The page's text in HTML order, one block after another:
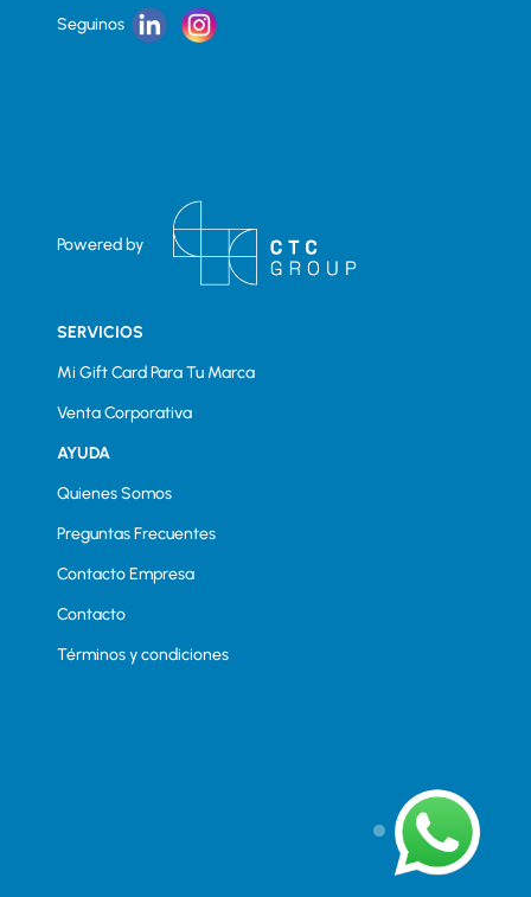
Seguinos
Powered by
SERVICIOS
Mi Gift Card Para Tu Marca
Venta Corporativa
AYUDA
Quienes Somos
Preguntas Frecuentes
Contacto Empresa
Contacto
Términos y condiciones